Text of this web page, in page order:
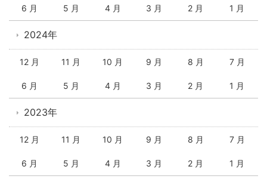
6 月 5 月 4 月 3 月 2 月 1 月
2024年
12 月 11 月 10 月 9 月 8 月 7 月
6 月 5 月 4 月 3 月 2 月 1 月
2023年
12 月 11 月 10 月 9 月 8 月 7 月
6 月 5 月 4 月 3 月 2 月 1 月